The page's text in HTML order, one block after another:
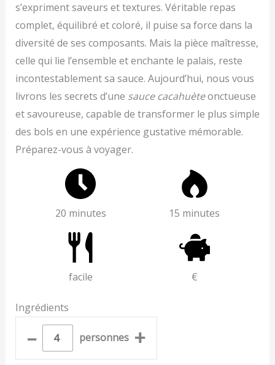
s’expriment saveurs et textures. Véritable repas
complet, équilibré et coloré, il puise sa force dans la
diversité de ses composants. Mais la pièce maîtresse,
celle qui lie l’ensemble et enchante le palais, reste
incontestablement sa sauce. Aujourd’hui, nous vous
livrons les secrets d’une sauce cacahuèteonctueuse
et savoureuse, capable de transformer le plus simple
des bols en une expérience gustative mémorable.
Préparez-vous à voyager.
20 minutes 15 minutes
facile €
Ingrédients
– personnes +